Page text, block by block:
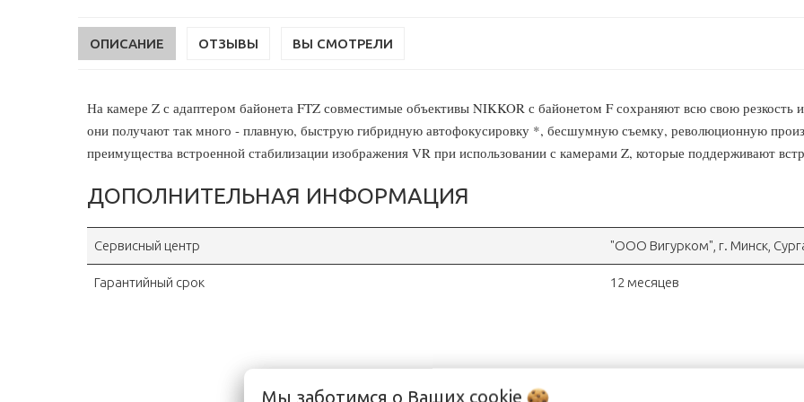
ОПИСАНИЕ ОТЗЫВЫ ВЫ СМОТРЕЛИ
На камере Z с адаптером байонета FTZ совместимые объективы NIKKOR с байонетом F сохраняют всю свою
они получают так много - плавную, быструю гибридную автофокусировку *, бесшумную съемку, революционную
преимущества встроенной стабилизации изображения VR при использовании с камерами Z, которые поддерживают
ДОПОЛНИТЕЛЬНАЯ ИНФОРМАЦИЯ
Сервисный центр "OOO Вигурком", г. Минск,
Гарантийный срок 12 месяцев
Мы заботимся о Ваших cookie